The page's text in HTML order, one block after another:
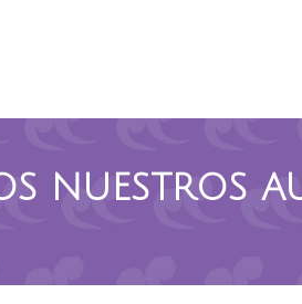
NUESTROS